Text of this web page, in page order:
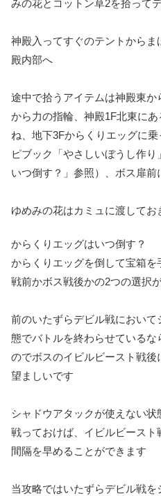
みの花とコットン草2を拾って
神殿入ってすぐのテントから
殿内部へ
途中で拾うアイテムは神殿東
から力の指輪 、神殿1F北東に
ね、地下3Fからくりエッグに乗
ピブック「やさしいぼうし作り」
いつ倒す？」参照）、ボス扉
ゆめみの花はカミュに渡してお
からくりエッグはいつ倒す？
からくりエッグを倒して宝箱
戦前かボス戦後かの2つの選択
前のいたずらデビル戦におい
態でバトルを終わらせている
のでボスのイビルビースト戦
望ましいです
シャドウアタックが使えない
戦っておけば、イビルビース
間隔を早めることができます
当攻略ではいたずらデビル戦